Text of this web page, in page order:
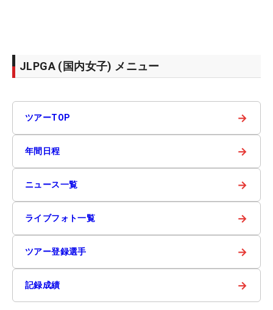
JLPGA (国内女子) メニュー
ツアーTOP →
年間日程 →
ニュース一覧 →
ライブフォト一覧 →
ツアー登録選手 →
記録成績 →